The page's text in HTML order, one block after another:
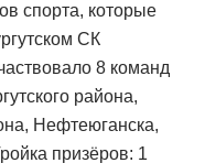
спорта, которые
СК
8 команд
района,
Нефтеюганска,
призёров: 1